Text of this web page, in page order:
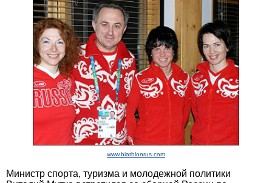
www.biathlonrus.com
Министр спорта, туризма и молодежной политики